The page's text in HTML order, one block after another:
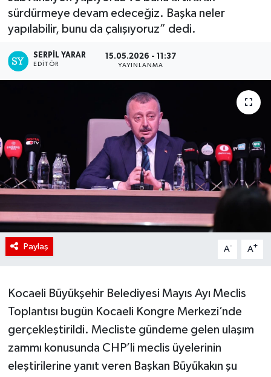
sürdürmeye devam edeceğiz. Başka neler
yapılabilir, bunu da çalışıyoruz” dedi.
SERPİL YARAR
EDITÖR
15.05.2026 - 11:37
YAYINLANMA
Paylaş A- A+
Kocaeli Büyükşehir Belediyesi Mayıs Ayı Meclis
Toplantısı bugün Kocaeli Kongre Merkezi’nde
gerçekleştirildi. Mecliste gündeme gelen ulaşım
zammı konusunda CHP’li meclis üyelerinin
eleştirilerine yanıt veren Başkan Büyükakın şu